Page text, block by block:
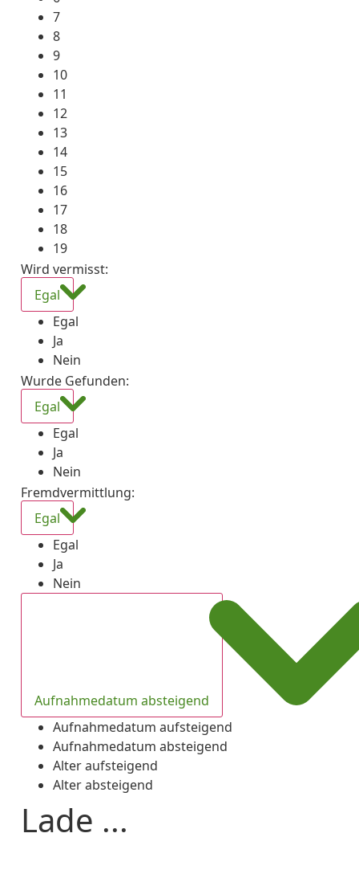
7
8
9
10
11
12
13
14
15
16
17
18
19
Wird vermisst:
Egal
Egal
Ja
Nein
Wurde Gefunden:
Egal
Egal
Ja
Nein
Fremdvermittlung:
Egal
Egal
Ja
Nein
Aufnahmedatum absteigend
Aufnahmedatum aufsteigend
Aufnahmedatum absteigend
Alter aufsteigend
Alter absteigend
Lade ...